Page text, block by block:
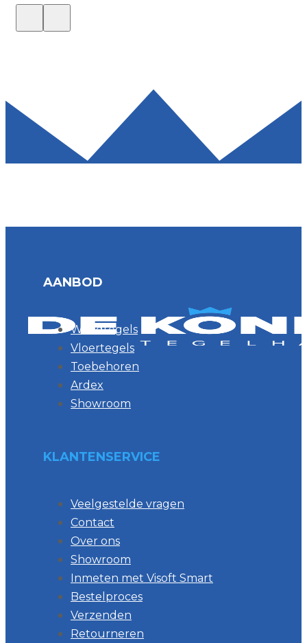
AANBOD
Wandtegels
Vloertegels
Toebehoren
Ardex
Showroom
KLANTENSERVICE
Veelgestelde vragen
Contact
Over ons
Showroom
Inmeten met Visoft Smart
Bestelproces
Verzenden
Retourneren